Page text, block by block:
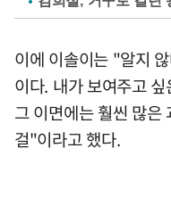
이에 이솔이는 "알지
이다. 내가 보여주고
그 이면에는 훨씬 많은
걸"이라고 했다.